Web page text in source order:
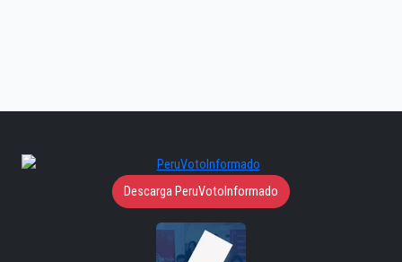
Descarga PeruVotoInformado